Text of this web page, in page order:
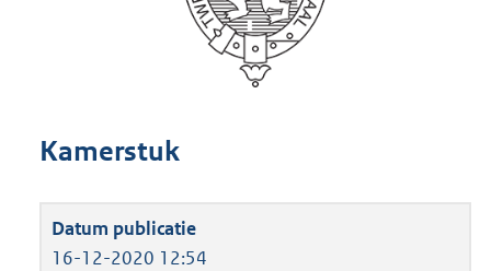
Kamerstuk
16-12-2020 12:54